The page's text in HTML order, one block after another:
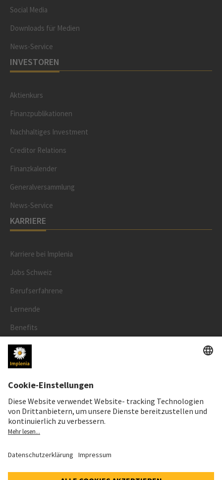
Social Media
Downloads für Medien
News-Service
INVESTOREN
Aktienkurs
Finanzpublikationen
Nachhaltiges Investment
Creditor Relations
Finanzkalender
Generalversammlung
News-Service
KARRIERE
Karriere bei Implenia
Jobs Schweiz
Berufserfahrene
Lernende
Benefits
RECHTLICHES
Cookie- und Social-Media-Richtlinie
Cookie-Einstellungen